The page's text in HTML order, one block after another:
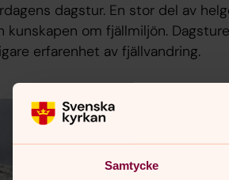
Samtycke
dagstur. En stor del av
om fjällmiljön.
erfarenhet av fjällvandring.